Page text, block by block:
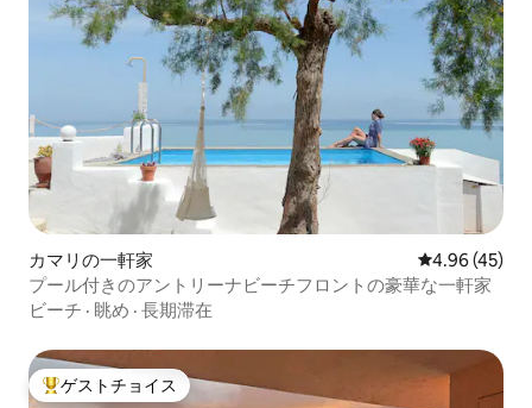
カマリの一軒家 レビュー45
4.96 (45)
プール付きのアントリーナビーチフロントの豪華な一軒家
ビーチ · 眺め · 長期滞在
大好評のゲストチョイスです。
ゲストチョイス